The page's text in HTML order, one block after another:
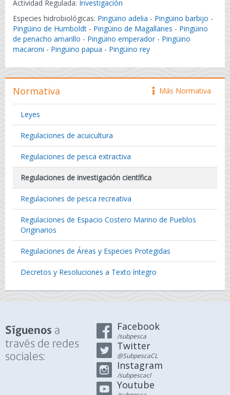
Actividad Regulada: Investigación
Especies hidrobiológicas: Pingüino adelia - Pingüino barbijo -
Pingüino de Humboldt - Pingüino de Magallanes - Pingüino
de penacho amarillo - Pingüino emperador - Pingüino
macaroni - Pingüino papua - Pingüino rey
icono
Más Normativa
Normativa
Leyes
Regulaciones de acuicultura
Regulaciones de pesca extractiva
Regulaciones de investigación científica
Regulaciones de pesca recreativa
Regulaciones de Espacio Costero Marino de Pueblos
Originarios
Regulaciones de Áreas y Especies Protegidas
Decretos y Resoluciones a Texto íntegro
Síguenos a
través de redes
sociales:
Facebook
/subpesca
Twitter
@SubpescaCL
Instagram
/subpescacl
Youtube